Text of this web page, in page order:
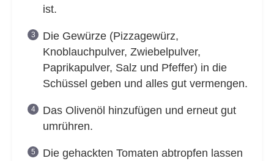
ist.
Die Gewürze (Pizzagewürz,
Knoblauchpulver, Zwiebelpulver,
Paprikapulver, Salz und Pfeffer) in die
Schüssel geben und alles gut vermengen.
Das Olivenöl hinzufügen und erneut gut
umrühren.
Die gehackten Tomaten abtropfen lassen